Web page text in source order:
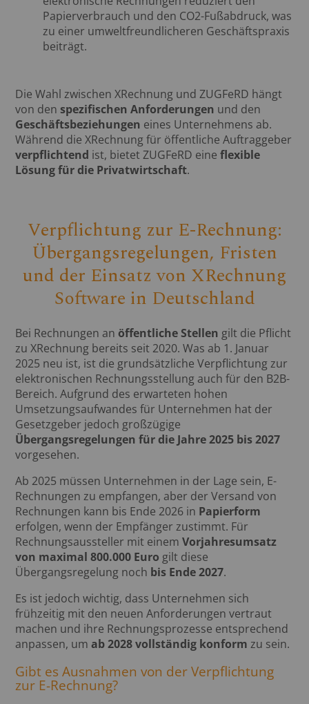
Papierverbrauch und den CO2-Fußabdruck, was
zu einer umweltfreundlicheren Geschäftspraxis
beiträgt.
Die Wahl zwischen XRechnung und ZUGFeRD hängt
von denspezifischen Anforderungen und den
Geschäftsbeziehungen eines Unternehmens ab.
Während die XRechnung für öffentliche Auftraggeber
verpflichtend ist, bietet ZUGFeRD eineflexible
Lösung für die Privatwirtschaft.
Verpflichtung zur E-Rechnung:
Übergangsregelungen, Fristen
und der Einsatz von XRechnung
Software in Deutschland
Bei Rechnungen anöffentliche Stellen gilt die Pflicht
zu XRechnung bereits seit 2020. Was ab 1. Januar
2025 neu ist, ist die grundsätzliche Verpflichtung zur
elektronischen Rechnungsstellung auch für den B2B-
Bereich. Aufgrund des erwarteten hohen
Umsetzungsaufwandes für Unternehmen hat der
Gesetzgeber jedoch großzügige
Übergangsregelungen für die Jahre 2025 bis 2027
vorgesehen.
Ab 2025 müssen Unternehmen in der Lage sein, E-
Rechnungen zu empfangen, aber der Versand von
Rechnungen kann bis Ende 2026 in Papierform
erfolgen, wenn der Empfänger zustimmt. Für
Rechnungsaussteller mit einemVorjahresumsatz
von maximal 800.000 Euro gilt diese
Übergangsregelung noch bis Ende 2027.
Es ist jedoch wichtig, dass Unternehmen sich
frühzeitig mit den neuen Anforderungen vertraut
machen und ihre Rechnungsprozesse entsprechend
anpassen, umab 2028 vollständig konform zu sein.
Gibt es Ausnahmen von der Verpflichtung
zur E-Rechnung?